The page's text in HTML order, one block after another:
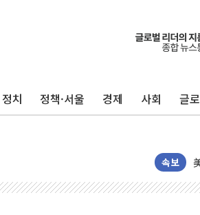
정치 정책·서울 경제 사회 글
속보
[